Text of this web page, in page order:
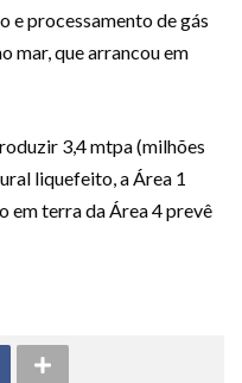
e processamento de gás
mar, que arrancou em
3,4 mtpa (milhões
liquefeito, a Área 1
em terra da Área 4 prevê